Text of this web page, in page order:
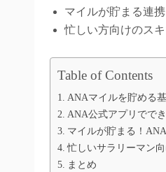
マイルが貯まる連
忙しい方向けのス
Table of Contents
ANAマイルを貯める
ANA公式アプリでで
マイルが貯まる！
忙しいサラリーマン
まとめ